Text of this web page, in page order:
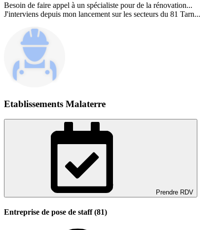
Besoin de faire appel à un spécialiste pour de la rénovation...
J'interviens depuis mon lancement sur les secteurs du 81 Tarn...
Etablissements Malaterre
Prendre RDV
Entreprise de pose de staff (81)